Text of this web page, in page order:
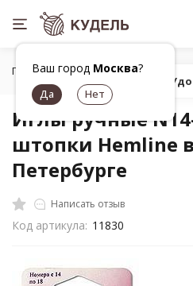
Ваш город Москва?
Главная Шитье
Иглы ручные
штопки Hemline
Петербурге
Написать отзыв
Код артикула: 11830
Попробуй!